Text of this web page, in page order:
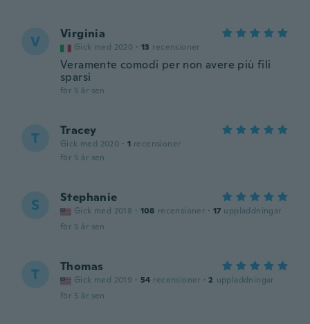
V Virginia
Gick med 2020 · 13 recensioner
Veramente comodi per non avere più fili
sparsi
för 5 år sen
T Tracey
Gick med 2020 · 1 recensioner
för 5 år sen
S Stephanie
Gick med 2018 · 108 recensioner · 17 uppladdningar
för 5 år sen
T Thomas
Gick med 2019 · 54 recensioner · 2 uppladdningar
för 5 år sen